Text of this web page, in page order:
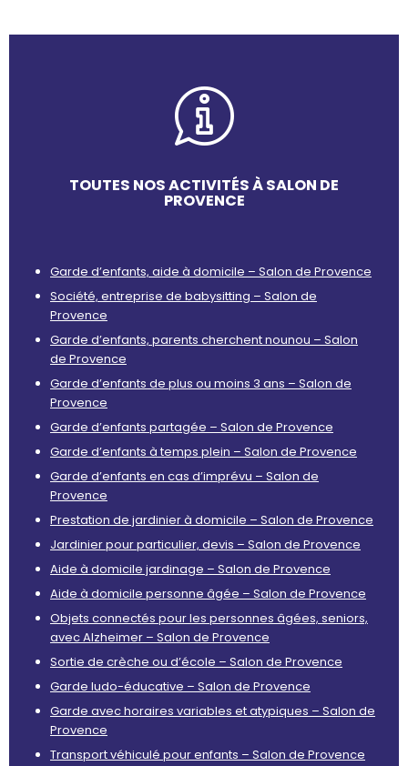
TOUTES NOS ACTIVITÉS À SALON DE
PROVENCE
Garde d’enfants, aide à domicile – Salon de Provence
Société, entreprise de babysitting – Salon de
Provence
Garde d’enfants, parents cherchent nounou – Salon
de Provence
Garde d’enfants de plus ou moins 3 ans – Salon de
Provence
Garde d’enfants partagée – Salon de Provence
Garde d’enfants à temps plein – Salon de Provence
Garde d’enfants en cas d’imprévu – Salon de
Provence
Prestation de jardinier à domicile – Salon de Provence
Jardinier pour particulier, devis – Salon de Provence
Aide à domicile jardinage – Salon de Provence
Aide à domicile personne âgée – Salon de Provence
Objets connectés pour les personnes âgées, seniors,
avec Alzheimer – Salon de Provence
Sortie de crèche ou d’école – Salon de Provence
Garde ludo-éducative – Salon de Provence
Garde avec horaires variables et atypiques – Salon de
Provence
Transport véhiculé pour enfants – Salon de Provence